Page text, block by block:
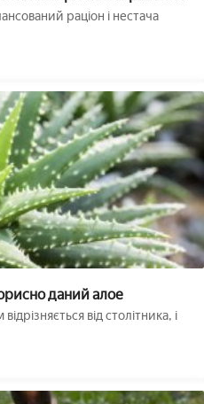
раціон і нестача
даний алое
від столітника, і